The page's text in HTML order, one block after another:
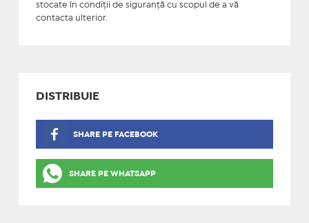
stocate în condiţii de siguranţă cu scopul de a vă
contacta ulterior.
DISTRIBUIE
SHARE PE FACEBOOK
SHARE PE WHATSAPP